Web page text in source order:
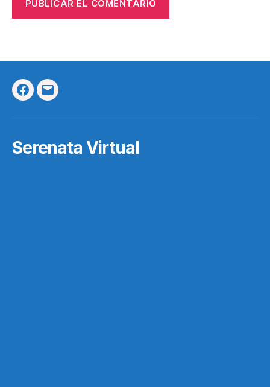
Facebook
Correo
Serenata Virtual